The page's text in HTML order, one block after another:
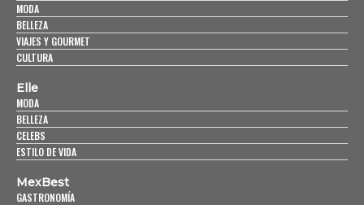
MODA
BELLEZA
VIAJES Y GOURMET
CULTURA
Elle
MODA
BELLEZA
CELEBS
ESTILO DE VIDA
MexBest
GASTRONOMÍA